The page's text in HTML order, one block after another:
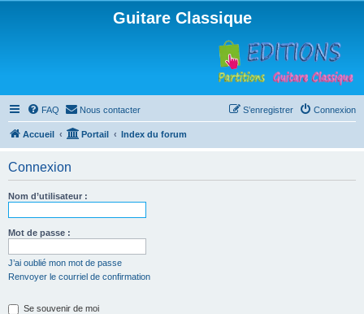
Guitare Classique
FAQ Nous contacter Connexion
S’enregistrer
Accueil Portail Index du forum
Connexion
Nom d’utilisateur :
Mot de passe :
J’ai oublié mon mot de passe
Renvoyer le courriel de confirmation
Se souvenir de moi